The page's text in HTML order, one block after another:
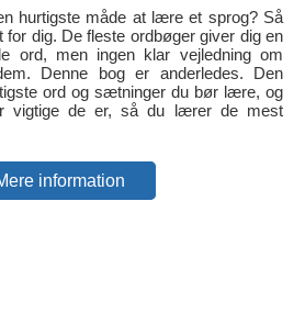
hurtigste måde at lære et sprog? Så
for dig. De fleste ordbøger giver dig en
ord, men ingen klar vejledning om
Denne bog er anderledes. Den
ord og sætninger du bør lære, og
vigtige de er, så du lærer de mest
information